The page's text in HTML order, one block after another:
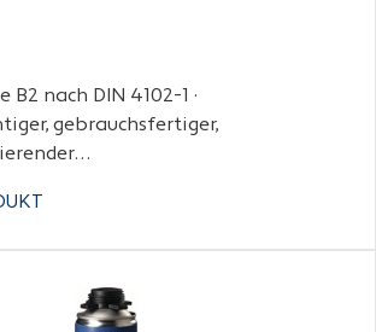
B2 nach DIN 4102-1 ·
gebrauchsfertiger,